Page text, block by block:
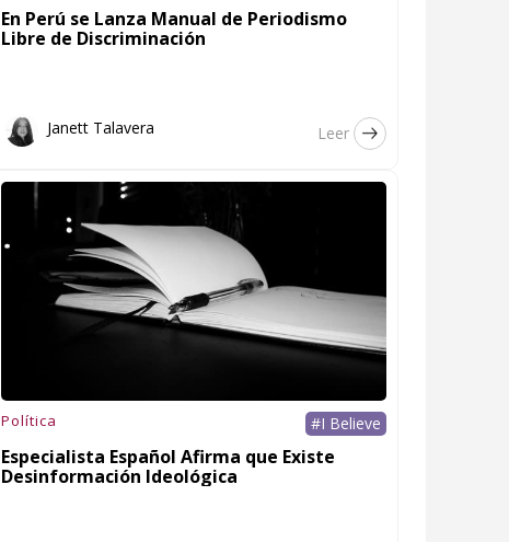
En Perú se Lanza Manual de Periodismo
Libre de Discriminación
Janett Talavera Leer
Política #I Believe
Especialista Español Afirma que Existe
Desinformación Ideológica